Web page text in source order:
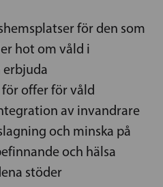
för den som
hot om våld i
offer för våld
av invandrare
och minska på
och hälsa
stöder